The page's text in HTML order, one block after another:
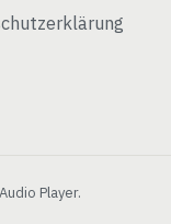
Player.